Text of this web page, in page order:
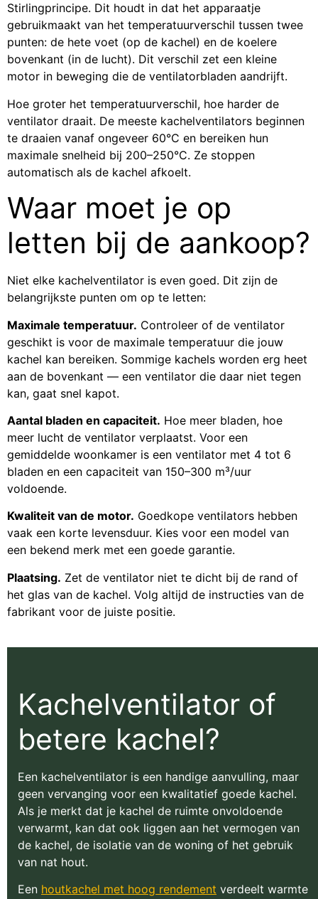
Stirlingprincipe. Dit houdt in dat het apparaatje
gebruikmaakt van het temperatuurverschil tussen twee
punten: de hete voet (op de kachel) en de koelere
bovenkant (in de lucht). Dit verschil zet een kleine
motor in beweging die de ventilatorbladen aandrijft.
Hoe groter het temperatuurverschil, hoe harder de
ventilator draait. De meeste kachelventilators beginnen
te draaien vanaf ongeveer 60°C en bereiken hun
maximale snelheid bij 200–250°C. Ze stoppen
automatisch als de kachel afkoelt.
Waar moet je op
letten bij de aankoop?
Niet elke kachelventilator is even goed. Dit zijn de
belangrijkste punten om op te letten:
Maximale temperatuur. Controleer of de ventilator
geschikt is voor de maximale temperatuur die jouw
kachel kan bereiken. Sommige kachels worden erg heet
aan de bovenkant — een ventilator die daar niet tegen
kan, gaat snel kapot.
Aantal bladen en capaciteit. Hoe meer bladen, hoe
meer lucht de ventilator verplaatst. Voor een
gemiddelde woonkamer is een ventilator met 4 tot 6
bladen en een capaciteit van 150–300 m³/uur
voldoende.
Kwaliteit van de motor. Goedkope ventilators hebben
vaak een korte levensduur. Kies voor een model van
een bekend merk met een goede garantie.
Plaatsing. Zet de ventilator niet te dicht bij de rand of
het glas van de kachel. Volg altijd de instructies van de
fabrikant voor de juiste positie.
Kachelventilator of
betere kachel?
Een kachelventilator is een handige aanvulling, maar
geen vervanging voor een kwalitatief goede kachel.
Als je merkt dat je kachel de ruimte onvoldoende
verwarmt, kan dat ook liggen aan het vermogen van
de kachel, de isolatie van de woning of het gebruik
van nat hout.
Een houtkachel met hoog rendement verdeelt warmte